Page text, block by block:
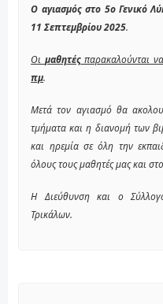
Ο αγιασμός στο 5ο Γενικό
11 Σεπτεμβρίου 2025.
Οι μαθητέςπαρακαλούνται
πμ.
Μετά τον αγιασμό θα
τμήματα και η διανομή των
και ηρεμία σε όλη την
όλους τους μαθητές μας και
Η Διεύθυνση και ο
Τρικάλων.